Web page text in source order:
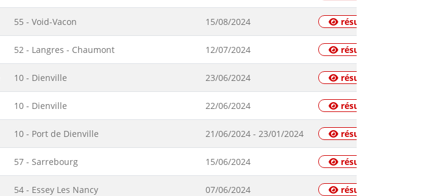
55 - Void-Vacon 15/08/2024 résultats
52 - Langres - Chaumont 12/07/2024 résultats
10 - Dienville 23/06/2024 résultats
10 - Dienville 22/06/2024 résultats
10 - Port de Dienville 21/06/2024 - 23/01/2024 résultats
57 - Sarrebourg 15/06/2024 résultats
54 - Essey Les Nancy 07/06/2024 résultats